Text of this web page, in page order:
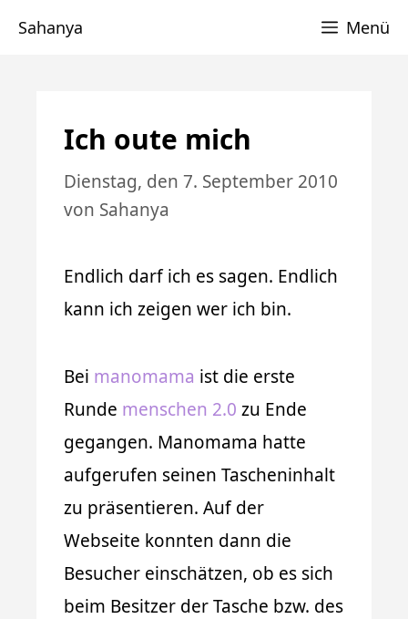
Sahanya Menü
Ich oute mich
Dienstag, den 7. September 2010
von Sahanya
Endlich darf ich es sagen. Endlich
kann ich zeigen wer ich bin.
Bei manomama ist die erste
Runde menschen 2.0 zu Ende
gegangen. Manomama hatte
aufgerufen seinen Tascheninhalt
zu präsentieren. Auf der
Webseite konnten dann die
Besucher einschätzen, ob es sich
beim Besitzer der Tasche bzw. des